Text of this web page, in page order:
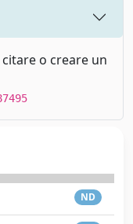
o creare un
ND